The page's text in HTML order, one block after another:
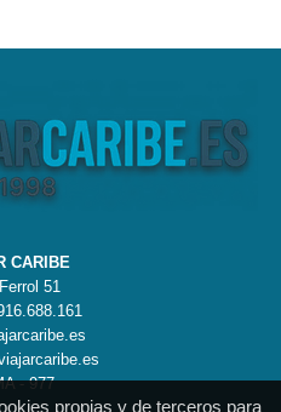
propias y de terceros para
CARIBE
51
- 977